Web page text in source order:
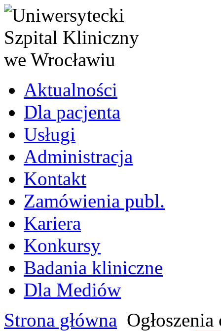
Aktualności
Dla pacjenta
Usługi
Administracja
Kontakt
Zamówienia publ.
Kariera
Konkursy
Badania kliniczne
Dla Mediów
Strona główna